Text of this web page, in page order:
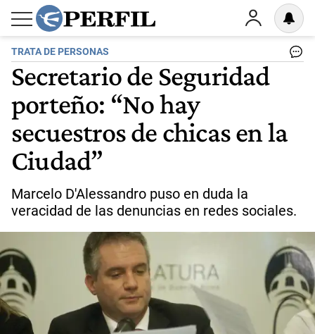
TRATA DE PERSONAS
Secretario de Seguridad
porteño: “No hay
secuestros de chicas en la
Ciudad”
Marcelo D'Alessandro puso en duda la
veracidad de las denuncias en redes sociales.